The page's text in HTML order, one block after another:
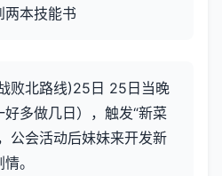
两本技能书
败北路线)25日 25日当晚
多做几日），触发“新菜
公会活动后妹妹来开发新
。